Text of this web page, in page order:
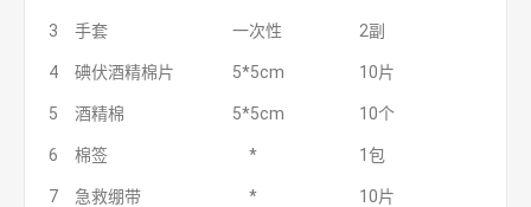
3 手套 一次性 2副
4 碘伏酒精棉片 5*5cm 10片
5 酒精棉 5*5cm 10个
6 棉签 * 1包
7 急救绷带 * 10片